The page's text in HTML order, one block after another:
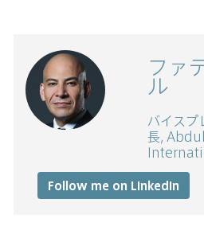
ファ
ル
バイスプ
長,
Follow me on LinkedIn